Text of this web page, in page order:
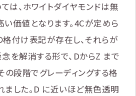
は、ホワイトダイヤモンドは無
価値となります。4Cが定めら
付け表記が存在し、それらが
を解消する形で、DからZ まで
の段階でグレーディングする格
した。D に近いほど無色透明